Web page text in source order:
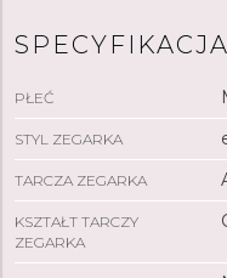
PŁEĆ
STYL ZEGARKA
TARCZA ZEGARKA
KSZTAŁT TARCZY
ZEGARKA